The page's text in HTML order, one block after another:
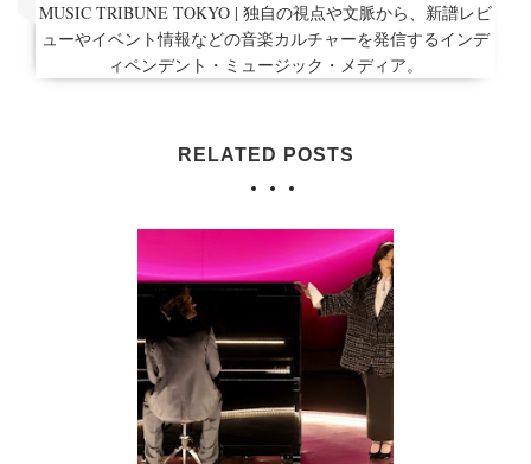
MUSIC TRIBUNE TOKYO | 独自の視点や文脈から、新譜レビ
ューやイベント情報などの音楽カルチャーを発信するインデ
ィペンデント・ミュージック・メディア。
RELATED POSTS